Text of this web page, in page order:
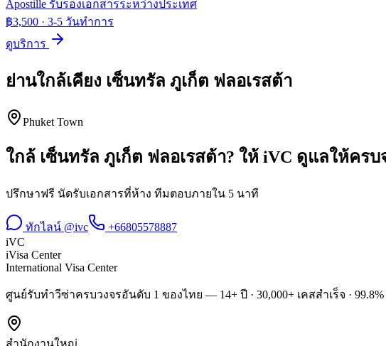
Apostille รับรองเอกสารระหว่างประเทศ
฿3,500 · 3-5 วันทำการ
ดูบริการ
ย่านใกล้เคียง เซ็นทรัล ภูเก็ต ฟลอเรสต้า
Phuket Town
ใกล้ เซ็นทรัล ภูเก็ต ฟลอเรสต้า? ให้ iVC ดูแลให้ครบ
ปรึกษาฟรี นัดรับเอกสารที่ห้าง ทีมตอบภายใน 5 นาที
ทักไลน์ @ivc
+66805578887
iVC
iVisa Center
International Visa Center
ศูนย์รับทำวีซ่าครบวงจรอันดับ 1 ของไทย — 14+ ปี · 30,000+ เคสสำเร็จ ·
สำนักงานใหญ่